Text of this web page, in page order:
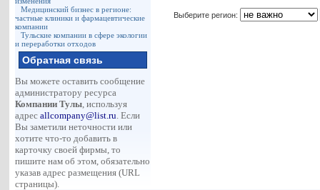
Медицинский бизнес в регионе:
частные клиники и фармацевтические
компании
Тульские компании в сфере экологии
и переработки отходов
Обратная связь
Вы можете оставить сообщение
администратору ресурса
Компании Тулы, используя
адресallcompany@list.ru. Если
Вы заметили неточности или
хотите что-то добавить в
карточку своей фирмы, то
пишите нам об этом, обязательно
указав адрес размещения (URL
страницы).
Выберите регион: